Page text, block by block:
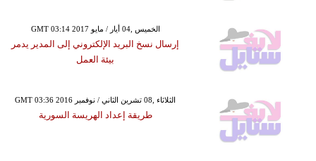
GMT 03:14 2017 الخميس ,04 أيار / مايو
إرسال نسخ البريد الإلكتروني إلى المدير يدمر
بيئة العمل
GMT 03:36 2016 الثلاثاء ,08 تشرين الثاني / نوفمبر
طريقة إعداد الهريسة السورية